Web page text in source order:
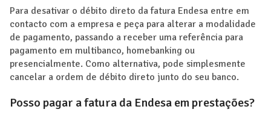
Para desativar o débito direto da fatura Endesa entre em
contacto com a empresa e peça para alterar a modalidade
de pagamento, passando a receber uma referência para
pagamento em multibanco, homebanking ou
presencialmente. Como alternativa, pode simplesmente
cancelar a ordem de débito direto junto do seu banco.
Posso pagar a fatura da Endesa em prestações?